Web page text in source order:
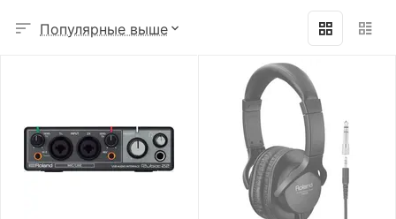
Популярные выше